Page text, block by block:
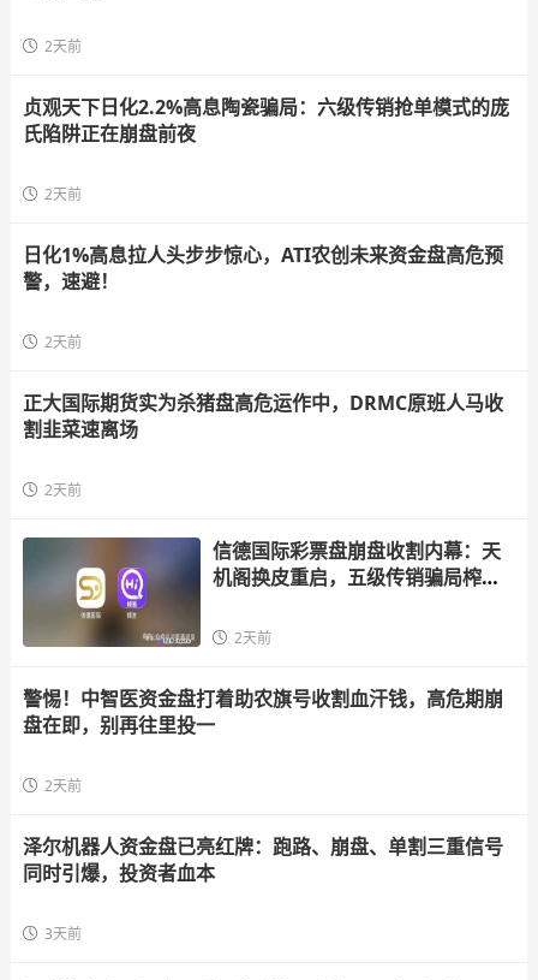
2天前
贞观天下日化2.2%高息陶瓷骗局：六级传销抢单模式的庞
氏陷阱正在崩盘前夜
2天前
日化1%高息拉人头步步惊心，ATI农创未来资金盘高危预
警，速避！
2天前
正大国际期货实为杀猪盘高危运作中，DRMC原班人马收
割韭菜速离场
2天前
信德国际彩票盘崩盘收割内幕：天
机阁换皮重启，五级传销骗局榨干
2天前
警惕！中智医资金盘打着助农旗号收割血汗钱，高危期崩
盘在即，别再往里投一
2天前
泽尔机器人资金盘已亮红牌：跑路、崩盘、单割三重信号
同时引爆，投资者血本
3天前